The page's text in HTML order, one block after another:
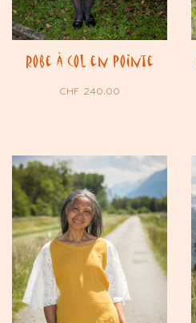
Robe à col en pointe
CHF 240.00